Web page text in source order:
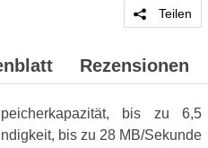
Teilen
Rezensionen
bis zu 6,5
bis zu 28 MB/Sekunde